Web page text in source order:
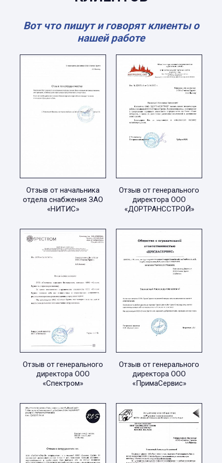
Вот что пишут и говорят клиенты о
нашей работе
Отзыв от начальника
отдела снабжения ЗАО
«НИТИС»
Отзыв от генерального
директора ООО
«ДОРТРАНССТРОЙ»
Отзыв от генерального
директора ООО
«Спектром»
Отзыв от генерального
директора ООО
«ПримаСервис»